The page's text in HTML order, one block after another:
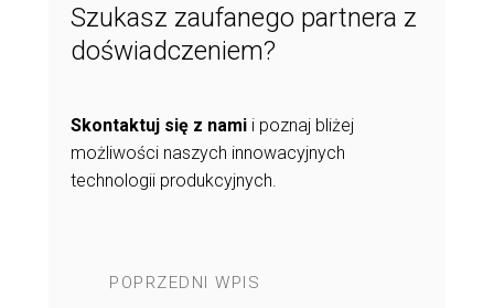
Szukasz zaufanego partnera z
doświadczeniem?
Skontaktuj się z nami i poznaj bliżej
możliwości naszych innowacyjnych
technologii produkcyjnych.
POPRZEDNI WPIS